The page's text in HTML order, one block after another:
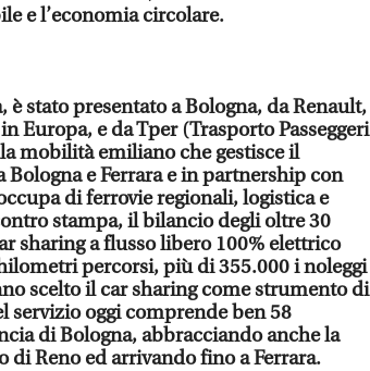
e l’economia circolare.
stato presentato a Bologna, da Renault,
Europa, e da Tper (Trasporto Passeggeri
mobilità emiliano che gestisce il
e Ferrara e in partnership con
di ferrovie regionali, logistica e
stampa, il bilancio degli oltre 30
sharing a flusso libero 100% elettrico
percorsi, più di 355.000 i noleggi
scelto il car sharing come strumento di
servizio oggi comprende ben 58
di Bologna, abbracciando anche la
di Reno ed arrivando fino a Ferrara.